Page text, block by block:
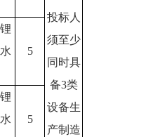
投标人
须至少
同时具
备3类
设备生
产制造
5
5